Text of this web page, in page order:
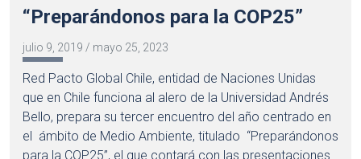
“Preparándonos para la COP25”
julio 9, 2019 / mayo 25, 2023
Red Pacto Global Chile, entidad de Naciones Unidas
que en Chile funciona al alero de la Universidad Andrés
Bello, prepara su tercer encuentro del año centrado en
el ámbito de Medio Ambiente, titulado “Preparándonos
para la COP25”, el que contará con las presentaciones